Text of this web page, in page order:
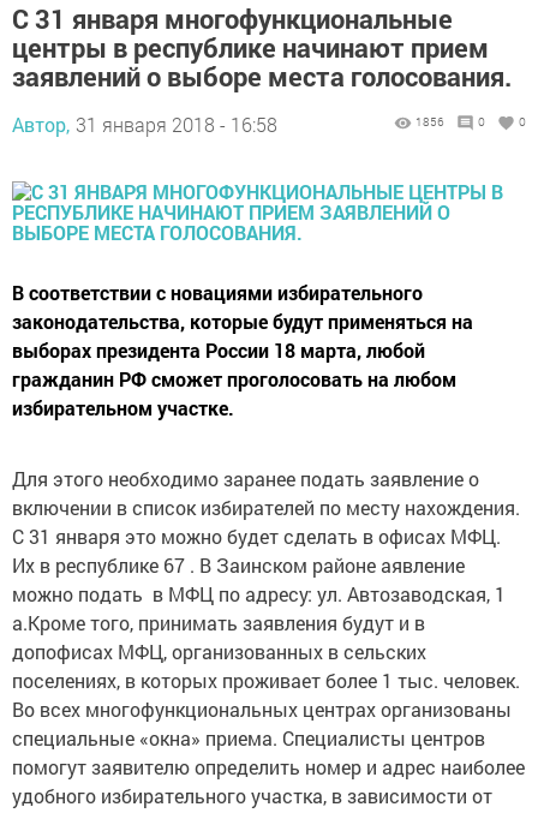
С 31 января многофункциональные
центры в республике начинают прием
заявлений о выборе места голосования.
Автор, 31 января 2018 - 16:58 1856 0 0
В соответствии с новациями избирательного
законодательства, которые будут применяться на
выборах президента России 18 марта, любой
гражданин РФ сможет проголосовать на любом
избирательном участке.
Для этого необходимо заранее подать заявление о
включении в список избирателей по месту нахождения.
С 31 января это можно будет сделать в офисах МФЦ.
Их в республике 67 . В Заинском районе аявление
можно подать в МФЦ по адресу: ул. Автозаводская, 1
а.Кроме того, принимать заявления будут и в
допофисах МФЦ, организованных в сельских
поселениях, в которых проживает более 1 тыс. человек.
Во всех многофункциональных центрах организованы
специальные «окна» приема. Специалисты центров
помогут заявителю определить номер и адрес наиболее
удобного избирательного участка, в зависимости от